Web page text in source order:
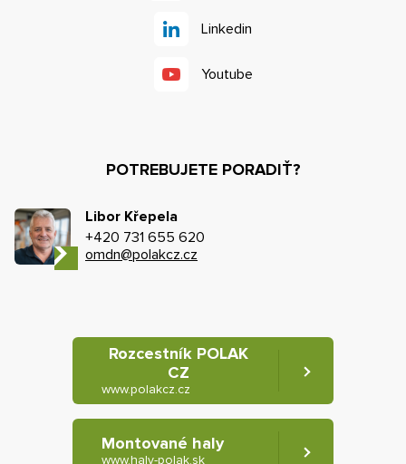
Linkedin
Youtube
POTREBUJETE PORADIŤ?
Libor Křepela
+420 731 655 620
omdn@polakcz.cz
Rozcestník POLAK
CZ
www.polakcz.cz
Montované haly
www.haly-polak.sk